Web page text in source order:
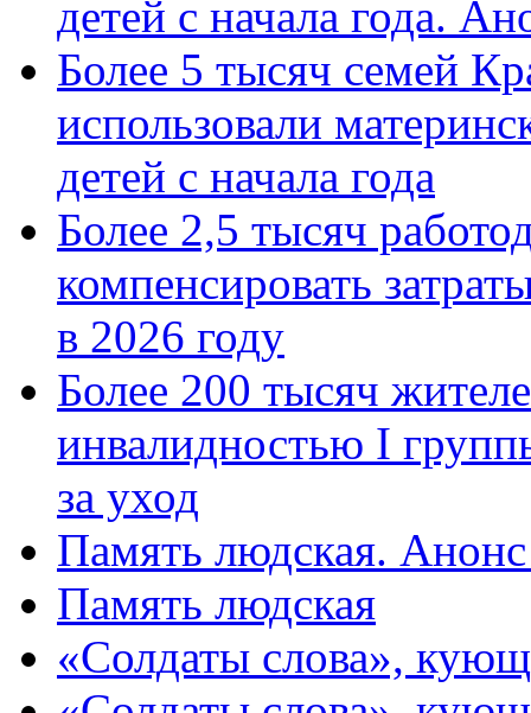
детей с начала года.
Более 5 тысяч семей
использовали
детей с начала года
Более 2,5 тысяч
компенсировать
в 2026 году
Более 200 тысяч
инвалидностью I
за уход
Память людская.
Память людская
«Солдаты слова»,